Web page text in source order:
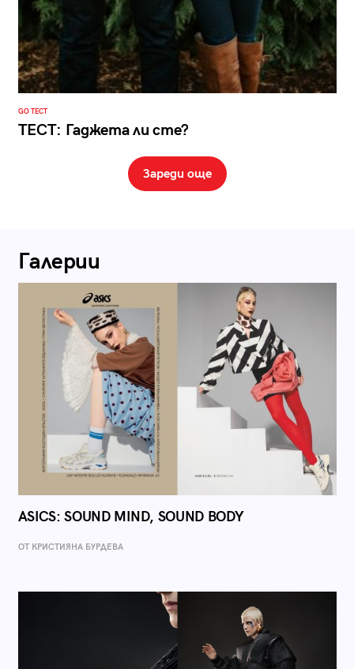
GO ТЕСТ
ТЕСТ: Гаджета ли сте?
Зареди още
Галерии
ASICS: SOUND MIND, SOUND BODY
ОТ КРИСТИЯНА БУРДЕВА